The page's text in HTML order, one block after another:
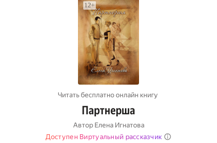
Читать бесплатно онлайн книгу
Партнерша
Автор Елена Игнатова
Доступен Виртуальный рассказчик